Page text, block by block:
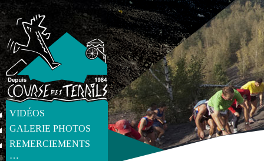
VIDÉOS
GALERIE PHOTOS
REMERCIEMENTS
…